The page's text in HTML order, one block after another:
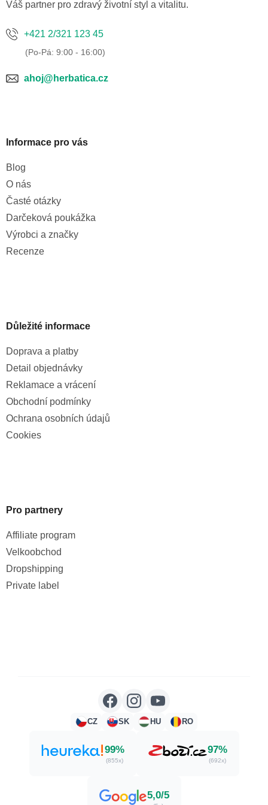
Váš partner pro zdravý životní styl a vitalitu.
+421 2/321 123 45
ahoj@herbatica.cz
Informace pro vás
Blog
O nás
Časté otázky
Darčeková poukážka
Výrobci a značky
Recenze
Důležité informace
Doprava a platby
Detail objednávky
Reklamace a vrácení
Obchodní podmínky
Ochrana osobních údajů
Cookies
Pro partnery
Affiliate program
Velkoobchod
Dropshipping
Private label
CZ SK HU RO
99%
(855x)
97%
(692x)
5,0/5